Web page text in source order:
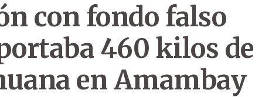
con fondo falso
460 kilos de
en Amambay